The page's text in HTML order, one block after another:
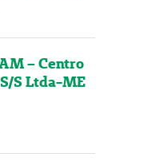
– Centro
S Ltda-ME